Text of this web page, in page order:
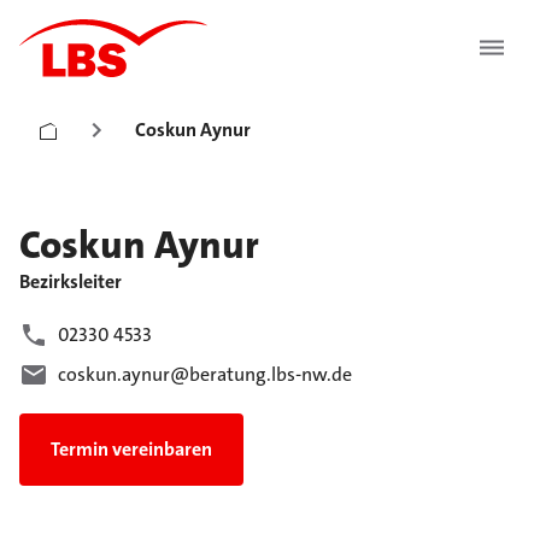
Coskun Aynur
Coskun Aynur
Bezirksleiter
02330 4533
coskun.aynur@beratung.lbs-nw.de
Termin vereinbaren